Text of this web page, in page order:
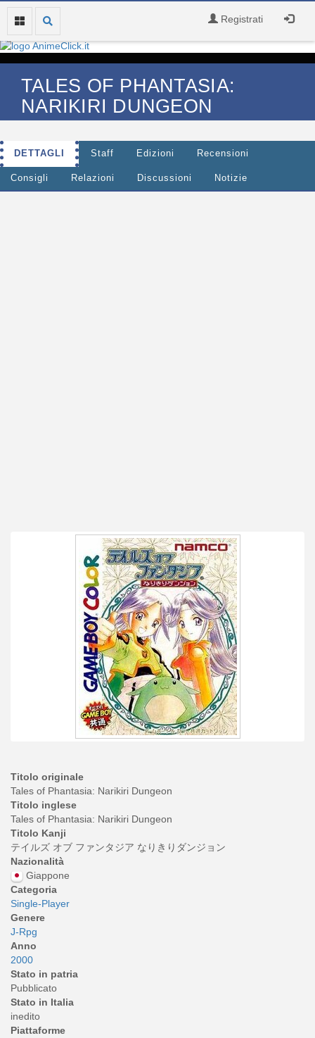
Registrati
TALES OF PHANTASIA:
NARIKIRI DUNGEON
DETTAGLI Staff Edizioni Recensioni
Consigli Relazioni Discussioni Notizie
Titolo originale
Tales of Phantasia: Narikiri Dungeon
Titolo inglese
Tales of Phantasia: Narikiri Dungeon
Titolo Kanji
テイルズ オブ ファンタジア なりきりダンジョン
Nazionalità
Giappone
Categoria
Single-Player
Genere
J-Rpg
Anno
2000
Stato in patria
Pubblicato
Stato in Italia
inedito
Piattaforme